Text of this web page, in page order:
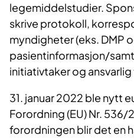
legemiddelstudier.
skrive protokoll,
myndigheter (eks. DMP
pasientinformasjon/
initiativtaker og
31. januar 2022 ble nytt
Forordning (EU) Nr.
forordningen blir det en